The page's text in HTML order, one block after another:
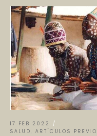
17 FEB 2022
SALUD
ARTÍCULOS